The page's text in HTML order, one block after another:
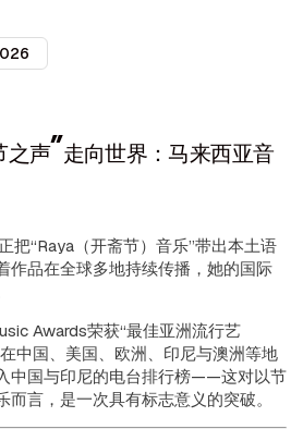
声”走向世界：马来西亚音
把“Raya（开斋节）音乐”带出本土语
作品在全球多地持续传播，她的国际
Awards荣获“最佳亚洲流行艺
中国、美国、欧洲、印尼与澳洲等地
中国与印尼的电台排行榜——这对以节
言，是一次具有标志意义的突破。